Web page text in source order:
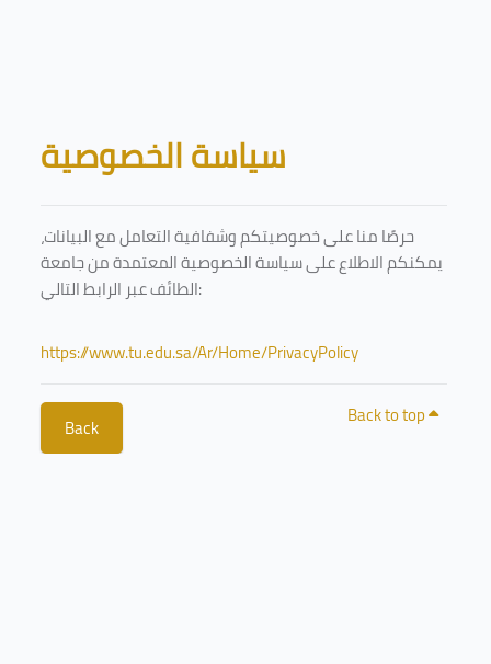
Blocks
سياسة الخصوصية
حرصًا منا على خصوصيتكم وشفافية التعامل مع البيانات،
يمكنكم الاطلاع على سياسة الخصوصية المعتمدة من جامعة
الطائف عبر الرابط التالي:
https://www.tu.edu.sa/Ar/Home/PrivacyPolicy
Back Back to top